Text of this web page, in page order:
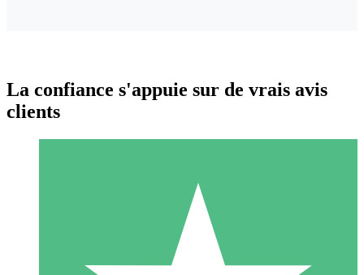
Packs de Crédits Individuels
Payez à l'utilisation avec des crédits de téléchargement. Sans
La confiance s'appuie sur de vrais avis
clients